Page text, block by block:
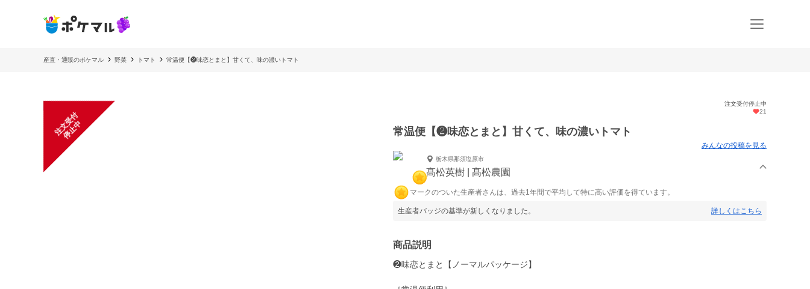
産直・通販のポケマル 野菜 トマト 常温便【❷味恋とまと】甘くて、味の濃いトマト
注
文
受
付
停
止
中
注文受付停止中
21
常温便【❷味恋とまと】甘くて、味の濃いトマト
みんなの投稿を見る
栃木県那須塩原市
髙松英樹 | 髙松農園
マークのついた生産者さんは、過去1年間で平均して特に高い評価を得ています。
生産者バッジの基準が新しくなりました。 詳しくはこちら
商品説明
❷味恋とまと【ノーマルパッケージ】